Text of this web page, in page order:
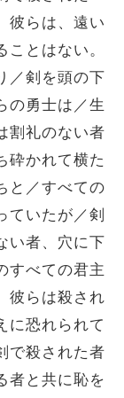
彼らは、遠い
とはない。
／剣を頭の下
の勇士は／生
割礼のない者
砕かれて横た
と／すべての
ていたが／剣
い者、穴に下
すべての君主
彼らは殺され
に恐れられて
で殺された者
者と共に恥を